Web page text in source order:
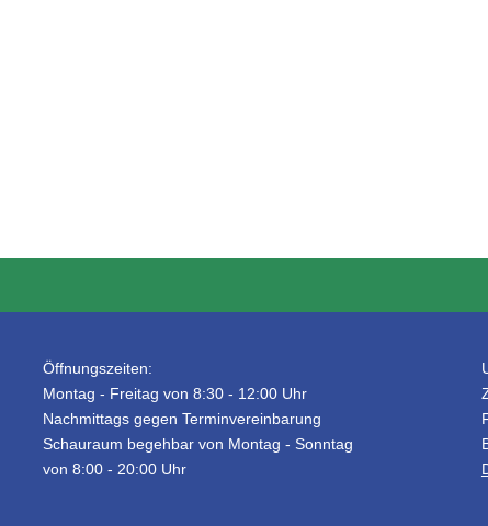
Öffnungszeiten:
Montag - Freitag von 8:30 - 12:00 Uhr
Nachmittags gegen Terminvereinbarung
Schauraum begehbar von Montag - Sonntag
von 8:00 - 20:00 Uhr